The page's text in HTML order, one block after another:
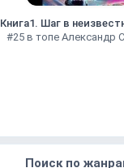
Книга1. Шаг в
#25 в топе Александр
Поиск по